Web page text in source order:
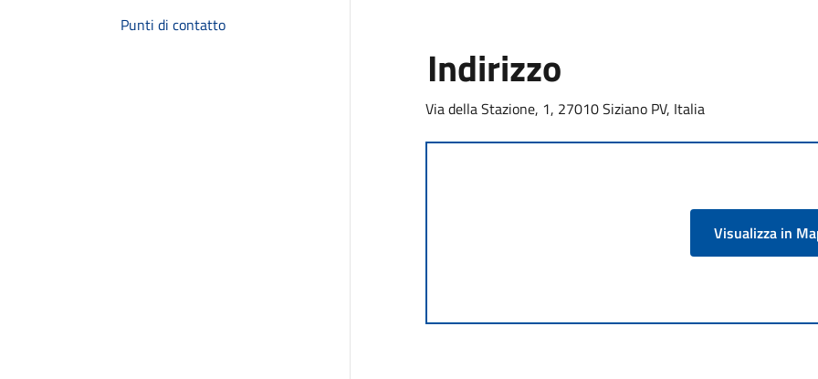
Punti di contatto
Indirizzo
Via della Stazione, 1, 27010 Siziano PV, Italia
Visualizza in